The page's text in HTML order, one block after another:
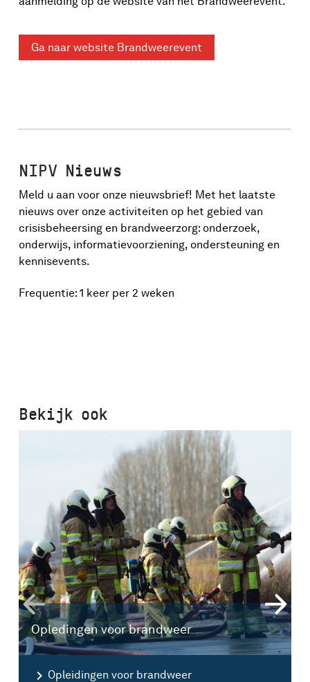
Ga naar website Brandweerevent
NIPV Nieuws
Meld u aan voor onze nieuwsbrief! Met het laatste
nieuws over onze activiteiten op het gebied van
crisisbeheersing en brandweerzorg: onderzoek,
onderwijs, informatievoorziening, ondersteuning en
kennisevents.
Frequentie: 1 keer per 2 weken
Bekijk ook
Opledingen voor brandweer
Opleidingen voor brandweer